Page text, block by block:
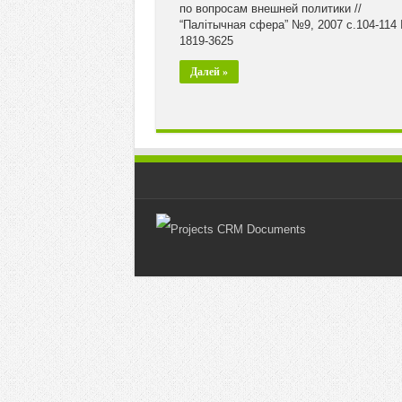
по вопросам внешней политики //
“Палiтычная сфера” №9, 2007 с.104-114
1819-3625
Далей »